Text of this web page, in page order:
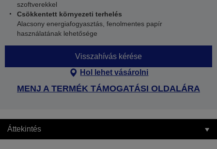
szoftverekkel
Csökkentett környezeti terhelés
Alacsony energiafogyasztás, fenolmentes papír
használatának lehetősége
Visszahívás kérése
Hol lehet vásárolni
MENJ A TERMÉK TÁMOGATÁSI OLDALÁRA
Áttekintés